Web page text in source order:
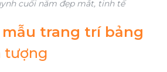
cuối năm đẹp mắt, tinh tế
mẫu trang trí bảng
tượng